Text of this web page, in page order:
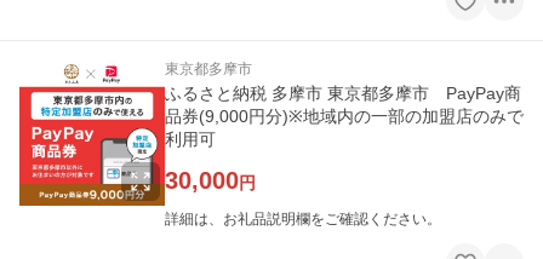
東京都多摩市
ふるさと納税 多摩市 東京都多摩市 PayPay商
品券(9,000円分)※地域内の一部の加盟店のみで
利用可
30,000円
詳細は、お礼品説明欄をご確認ください。